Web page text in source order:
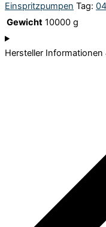
Einspritzpumpen Tag:
Gewicht 10000 g
Hersteller